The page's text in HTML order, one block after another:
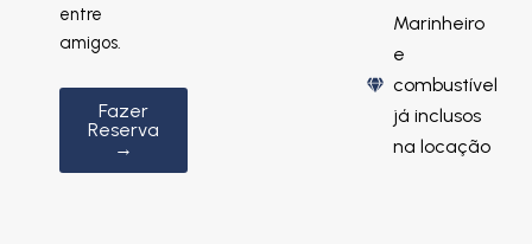
entre
amigos.
Fazer
Reserva
→
Marinheiro
e
combustível
já inclusos
na locação